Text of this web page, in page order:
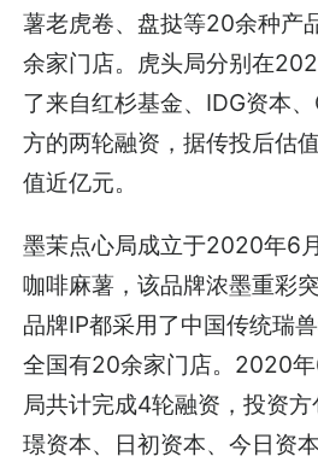
薯老虎卷、盘挞等20余种产
余家门店。虎头局分别在
了来自红杉基金、IDG资本
方的两轮融资，据传投后估
值近亿元。
墨茉点心局成立于2020年6
咖啡麻薯，该品牌浓墨重彩
品牌IP都采用了中国传统瑞
全国有20余家门店。2020
局共计完成4轮融资，投资
璟资本、日初资本、今日资